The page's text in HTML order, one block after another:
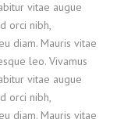
vitae augue
orci nibh,
diam. Mauris vitae
leo. Vivamus
vitae augue
orci nibh,
diam. Mauris vitae